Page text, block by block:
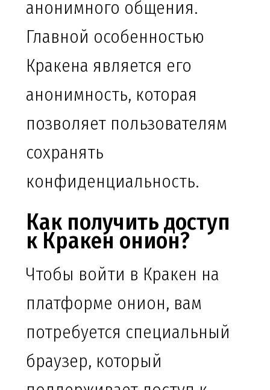
анонимного общения.
Главной особенностью
Кракена является его
анонимность, которая
позволяет пользователям
сохранять
конфиденциальность.
Как получить доступ
к Кракен онион?
Чтобы войти в Кракен на
платформе онион, вам
потребуется специальный
браузер, который